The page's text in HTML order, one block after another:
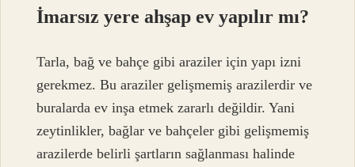
İmarsız yere ahşap ev yapılır mı?
Tarla, bağ ve bahçe gibi araziler için yapı izni
gerekmez. Bu araziler gelişmemiş arazilerdir ve
buralarda ev inşa etmek zararlı değildir. Yani
zeytinlikler, bağlar ve bahçeler gibi gelişmemiş
arazilerde belirli şartların sağlanması halinde